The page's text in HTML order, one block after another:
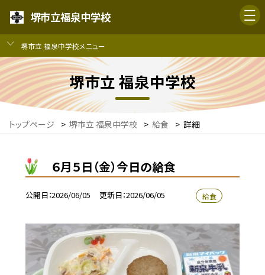
堺市立福泉中学校
堺市立 福泉中学校メニュー
堺市立 福泉中学校
トップページ > 堺市立 福泉中学校 > 給食 > 詳細
６月５日（金）今日の給食
公開日 2026/06/05 更新日 2026/06/05 給食